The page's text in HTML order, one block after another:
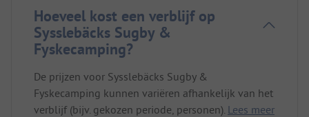
Hoeveel kost een verblijf op
Sysslebäcks Sugby &
Fyskecamping?
De prijzen voor Sysslebäcks Sugby &
Fyskecamping kunnen variëren afhankelijk van het
verblijf (bijv. gekozen periode, personen). Lees meer